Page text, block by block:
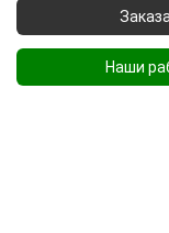
Наши